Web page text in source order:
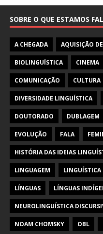
SOBRE O QUE ESTAMOS
A CHEGADA AQUISIÇÃO
BIOLINGUÍSTICA CINEMA
COMUNICAÇÃO CULTURA
DIVERSIDADE LINGUÍSTICA
DOUTORADO DUBLAGEM
EVOLUÇÃO FALA
HISTÓRIA DAS IDEIAS
LINGUAGEM LINGUÍSTICA
LÍNGUAS LÍNGUAS
NEUROLINGUÍSTICA
NOAM CHOMSKY OBL